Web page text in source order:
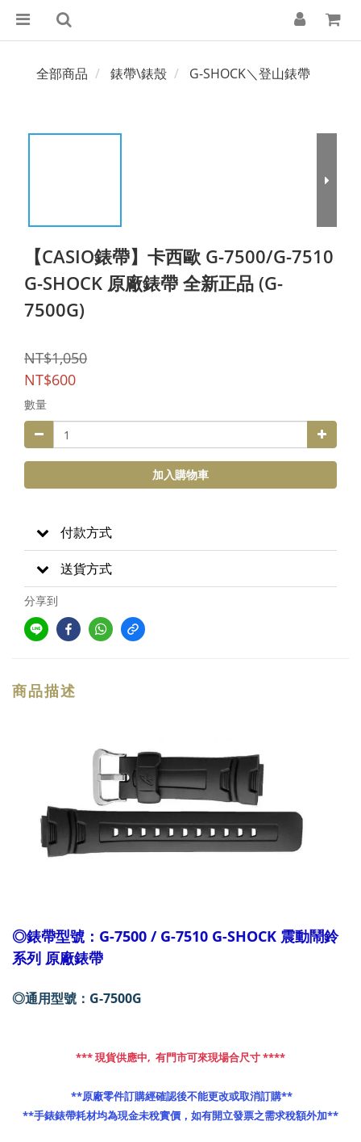
全部商品 錶帶\錶殼 G-SHOCK＼登山錶帶
【CASIO錶帶】卡西歐 G-7500/G-7510
G-SHOCK 原廠錶帶 全新正品 (G-
7500G)
NT$1,050
NT$600
數量
加入購物車
付款方式
送貨方式
分享到
商品描述
◎錶帶型號：G-7500 / G-7510 G-SHOCK 震動鬧鈴
系列 原廠錶帶
◎通用型號：G-7500G
*** 現貨供應中,  有門市可來現場合尺寸 ****
**原廠零件訂購經確認後不能更改或取消訂購**
**手錶錶帶耗材均為現金未稅實價，如有開立發票之需求稅額外加**